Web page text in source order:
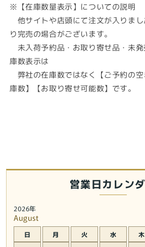
ー
ソ
ド
ッ
ク
ス
簡
易
プ
★
未
使
ー
ソ
ド
ッ
ス
易
プ
レ
【新
未
使
※【在庫数量表示】についての説明
他サイトや店頭にて注文が入りま
り完売の場合がございます。
未入荷予約品・お取り寄せ品・未
庫数表示は
弊社の在庫数ではなく【ご予約の
庫数】【お取り寄せ可能数】です。
営業日カレン
2026年
August
日 月 火 水 木